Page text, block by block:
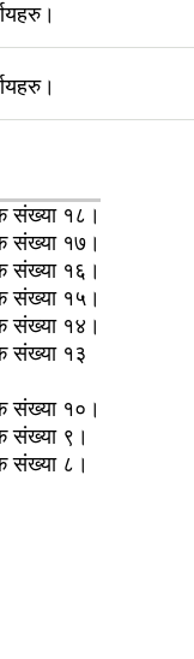
संख्या १८।
संख्या १७।
संख्या १६।
संख्या १५।
संख्या १४।
संख्या १३
संख्या १०।
संख्या ९।
संख्या ८।